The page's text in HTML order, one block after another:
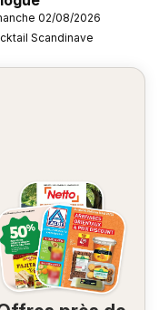
02/08/2026
Scandinave